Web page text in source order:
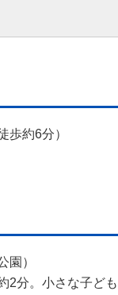
歩約6分）
園）
分。小さな子ども